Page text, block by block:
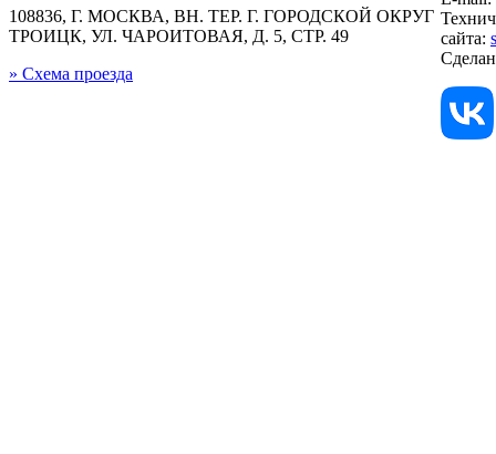
108836, Г. МОСКВА, ВН. ТЕР. Г. ГОРОДСКОЙ ОКРУГ
ТРОИЦК, УЛ. ЧАРОИТОВАЯ, Д. 5, СТР. 49
» Схема проезда
сайта: